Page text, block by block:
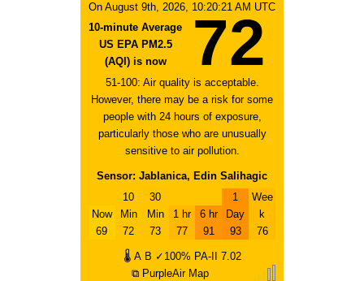
On August 9th, 2026, 10:20:21 AM UTC
10-minute Average
US EPA PM2.5
(AQI) is now
72
51-100: Air quality is acceptable.
However, there may be a risk for some
people with 24 hours of exposure,
particularly those who are unusually
sensitive to air pollution.
Sensor: Jablanica, Edin Salihagic
Now
69
10
Min
72
30
Min
73
1 hr
77
6 hr
91
1
Day
93
Wee
k
76
🌡 A B ✓100% PA-II
7.02
⧉ PurpleAir Map